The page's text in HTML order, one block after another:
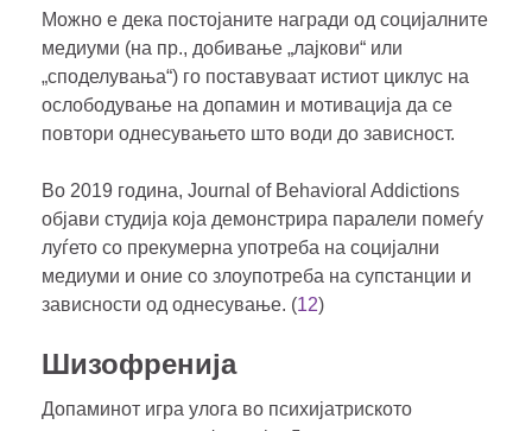
Можно е дека постојаните награди од социјалните
медиуми (на пр., добивање „лајкови“ или
„споделувања“) го поставуваат истиот циклус на
ослободување на допамин и мотивација да се
повтори однесувањето што води до зависност.
Во 2019 година, Journal of Behavioral Addictions
објави студија која демонстрира паралели помеѓу
луѓето со прекумерна употреба на социјални
медиуми и оние со злоупотреба на супстанции и
зависности од однесување. (12)
Шизофренија
Допаминот игра улога во психијатриското